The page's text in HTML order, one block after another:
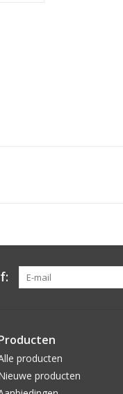
producten
producten